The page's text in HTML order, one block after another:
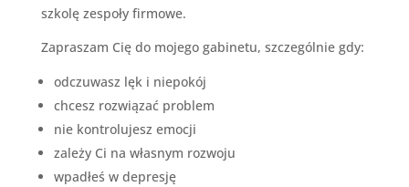
szkolę zespoły firmowe.
Zapraszam Cię do mojego gabinetu, szczególnie gdy:
odczuwasz lęk i niepokój
chcesz rozwiązać problem
nie kontrolujesz emocji
zależy Ci na własnym rozwoju
wpadłeś w depresję